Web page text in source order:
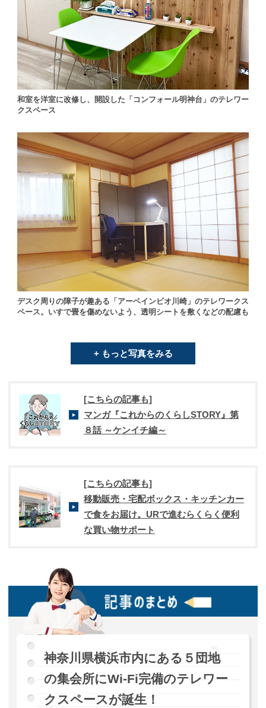
和室を洋室に改修し、開設した「コンフォール明神台」のテレワー
クスペース
デスク周りの障子が趣ある「アーベインビオ川崎」のテレワークス
ペース。いすで畳を傷めないよう、透明シートを敷くなどの配慮も
+ もっと写真をみる
[こちらの記事も]
マンガ『これからのくらしSTORY』第
８話 ～ケンイチ編～
[こちらの記事も]
移動販売・宅配ボックス・キッチンカー
で食をお届け。URで進むらくらく便利
な買い物サポート
神奈川県横浜市内にある５団地
の集会所にWi-Fi完備のテレワー
クスペースが誕生！